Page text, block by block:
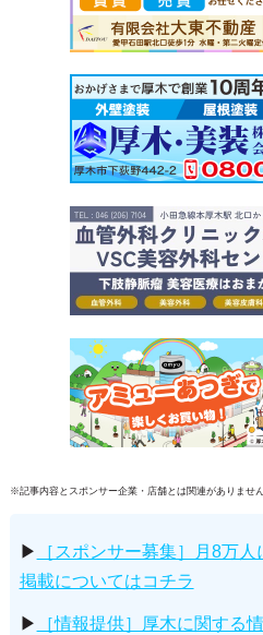
※記事内容とスポンサー企業・店舗とは関連がありません
▶
［スポンサー募集］月8万
掲載についてはコチラ
▶
［情報提供］厚木に関する